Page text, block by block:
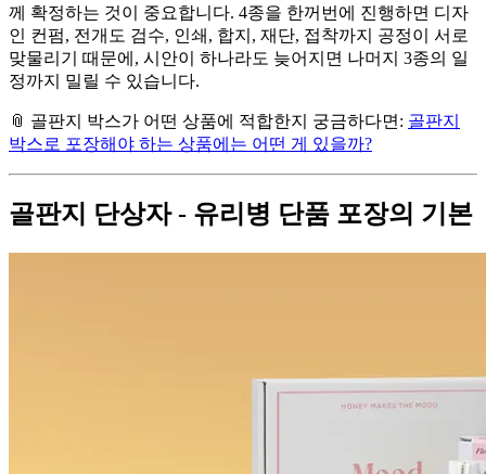
께 확정하는 것이 중요합니다. 4종을 한꺼번에 진행하면 디자
인 컨펌, 전개도 검수, 인쇄, 합지, 재단, 접착까지 공정이 서로
맞물리기 때문에, 시안이 하나라도 늦어지면 나머지 3종의 일
정까지 밀릴 수 있습니다.
📎 골판지 박스가 어떤 상품에 적합한지 궁금하다면: 골판지
박스로 포장해야 하는 상품에는 어떤 게 있을까?
골판지 단상자 - 유리병 단품 포장의 기본